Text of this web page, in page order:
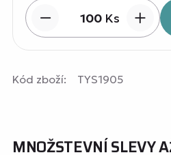
Ks
Kód zboží: TYS1905
MNOŽSTEVNÍ SLEVY